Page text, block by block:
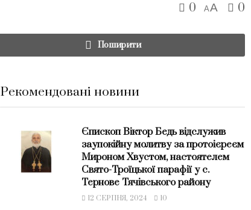
0 AA 0
Поширити
Рекомендовані новини
Єпископ Віктор Бедь відслужив
заупокійну молитву за протоієреєм
Мироном Хвустом, настоятелем
Свято-Троїцької парафії у с.
Тернове Тячівського району
12 СЕРПНЯ, 2024 10